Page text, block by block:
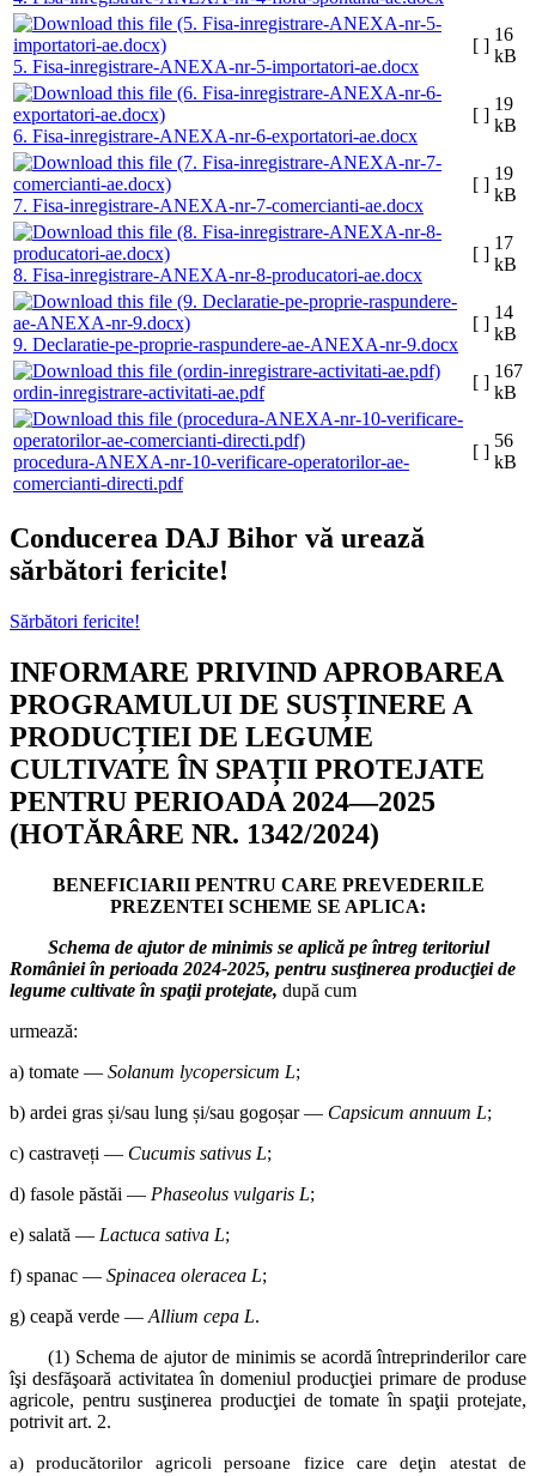
5. Fisa-inregistrare-ANEXA-nr-5-importatori-ae.docx
[ ]
16
kB
6. Fisa-inregistrare-ANEXA-nr-6-exportatori-ae.docx
[ ]
19
kB
7. Fisa-inregistrare-ANEXA-nr-7-comercianti-ae.docx
[ ]
19
kB
8. Fisa-inregistrare-ANEXA-nr-8-producatori-ae.docx
[ ]
17
kB
9. Declaratie-pe-proprie-raspundere-ae-ANEXA-nr-9.docx
[ ]
14
kB
ordin-inregistrare-activitati-ae.pdf
[ ]
167
kB
procedura-ANEXA-nr-10-verificare-operatorilor-ae-
comercianti-directi.pdf
[ ]
56
kB
Conducerea DAJ Bihor vă urează
sărbători fericite!
Sărbători fericite!
INFORMARE PRIVIND APROBAREA
PROGRAMULUI DE SUSȚINERE A
PRODUCȚIEI DE LEGUME
CULTIVATE ÎN SPAȚII PROTEJATE
PENTRU PERIOADA 2024—2025
(HOTĂRÂRE NR. 1342/2024)
BENEFICIARII PENTRU CARE PREVEDERILE
PREZENTEI SCHEME SE APLICA:
Schema de ajutor de minimis se aplică pe întreg teritoriul
României în perioada 2024-2025, pentru susţinerea producţiei de
legume cultivate în spaţii protejate, după cum
urmează:
a) tomate — Solanum lycopersicum L;
b) ardei gras și/sau lung și/sau gogoșar — Capsicum annuum L;
c) castraveți — Cucumis sativus L;
d) fasole păstăi — Phaseolus vulgaris L;
e) salată — Lactuca sativa L;
f) spanac — Spinacea oleracea L;
g) ceapă verde — Allium cepa L.
(1) Schema de ajutor de minimis se acordă întreprinderilor care
îşi desfăşoară activitatea în domeniul producţiei primare de produse
agricole, pentru susţinerea producţiei de tomate în spaţii protejate,
potrivit art. 2.
a) producătorilor agricoli persoane fizice care deţin atestat de